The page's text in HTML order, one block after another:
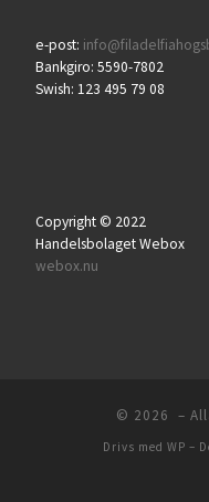
e-post:
Bankgiro: 5590-7802
Swish: 123 495 79 08
Copyright © 2022
Handelsbolaget Webox
webox.nu
© 2026 –
Drivs med WP –